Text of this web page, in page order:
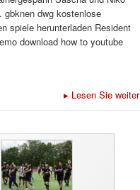
gbknen dwg kostenlose
spiele herunterladen Resident
download how to youtube
▸ Lesen Sie weiter